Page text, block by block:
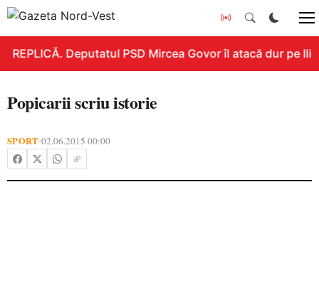
REPLICĂ. Deputatul PSD Mircea Govor îl atacă dur pe
Popicarii scriu istorie
SPORT•02.06.2015 00:00